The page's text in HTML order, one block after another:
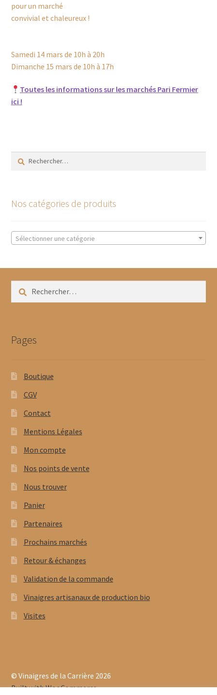
pour un marché
convivial et chaleureux !
Samedi 14 mars de 10h à 20h
Dimanche 15 mars de 10h à 17h
Toutes les informations sur les marchés Pari Fermier
ici !
Rechercher :
Nos catégories de produits
Sélectionner une catégorie
Pages
Boutique
CGV
Contact
Mentions Légales
Mon compte
Nos points de vente
Nous trouver
Panier
Partenaires
Prochains marchés
Retour & échanges
Validation de la commande
Vinaigres artisanaux de production bio
Visites
© Vinaigres de la Carrière 2026
Built with WooCommerce.